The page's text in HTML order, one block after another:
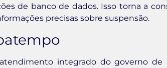
de banco de dados. Isso torna a
precisas sobre suspensão.
integrado do governo de